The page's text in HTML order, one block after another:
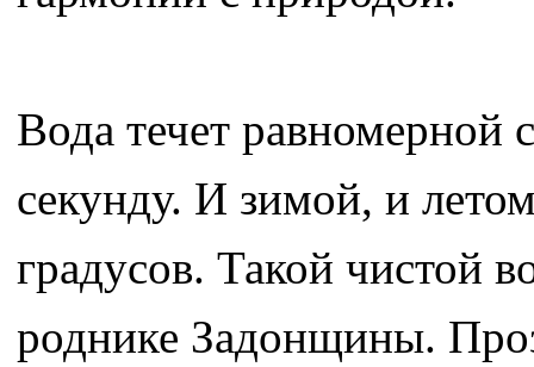
Вода течет равномерной
секунду. И зимой, и
градусов. Такой чистой
роднике Задонщины.